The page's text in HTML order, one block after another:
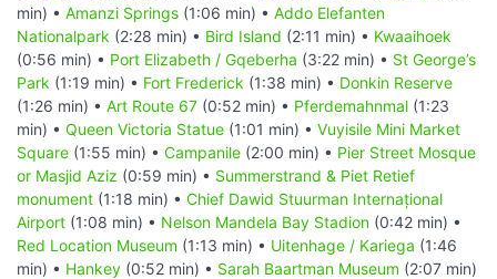
min) • Amanzi Springs (1:06 min) • Addo Elefanten
Nationalpark (2:28 min) • Bird Island (2:11 min) • Kwaaihoek
(0:56 min) • Port Elizabeth / Gqeberha (3:22 min) • St George’s
Park (1:19 min) • Fort Frederick (1:38 min) • Donkin Reserve
(1:26 min) • Art Route 67 (0:52 min) • Pferdemahnmal (1:23
min) • Queen Victoria Statue (1:01 min) • Vuyisile Mini Market
Square (1:55 min) • Campanile (2:00 min) • Pier Street Mosque
or Masjid Aziz (0:59 min) • Summerstrand & Piet Retief
monument (1:18 min) • Chief Dawid Stuurman Internațional
Airport (1:08 min) • Nelson Mandela Bay Stadion (0:42 min) •
Red Location Museum (1:13 min) • Uitenhage / Kariega (1:46
min) • Hankey (0:52 min) • Sarah Baartman Museum (2:07 min)